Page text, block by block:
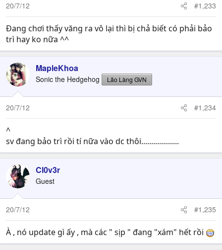
20/7/12 #1,233
Đang chơi thấy văng ra vô lại thì bị chả biết có phải bảo
trì hay ko nữa ^^
MapleKhoa
Sonic the Hedgehog Lão Làng GVN
20/7/12 #1,234
^
sv đang bảo trì rồi tí nữa vào dc thôi...................
Cl0v3r
Guest
20/7/12 #1,235
À , nó update gì ấy , mà các " sịp " đang "xám" hết rồi